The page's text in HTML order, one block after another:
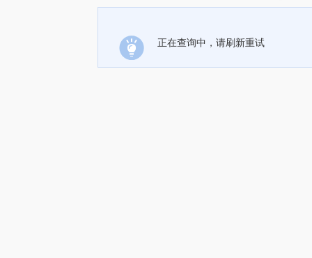
正在查询中，请刷新重试